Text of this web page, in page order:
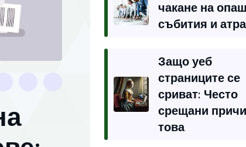
чакане на
събития и
Защо уеб
страниците се
сриват: Често
срещани
това